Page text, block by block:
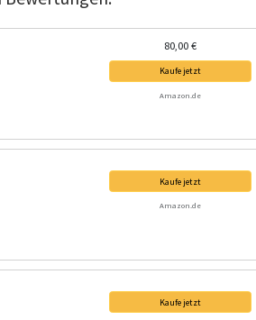
80,00 €
Kaufe jetzt
Amazon.de
Kaufe jetzt
Amazon.de
Kaufe jetzt